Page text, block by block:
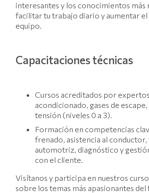
interesantes y los conocimientos más
facilitar tu trabajo diario y aumentar el
equipo.
Capacitaciones técnicas
Cursos acreditados por
acondicionado, gases de
tensión (niveles 0 a 3).
Formación en competencias
frenado, asistencia al
automotriz, diagnóstico y
con el cliente.
Visítanos y participa en nuestros
sobre los temas más apasionantes